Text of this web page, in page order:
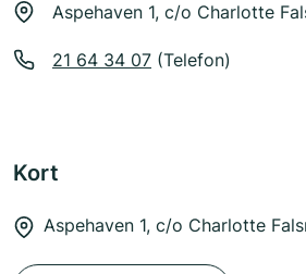
Aspehaven 1, c/o Charlotte
21 64 34 07 (Telefon)
Kort
Aspehaven 1, c/o Charlotte